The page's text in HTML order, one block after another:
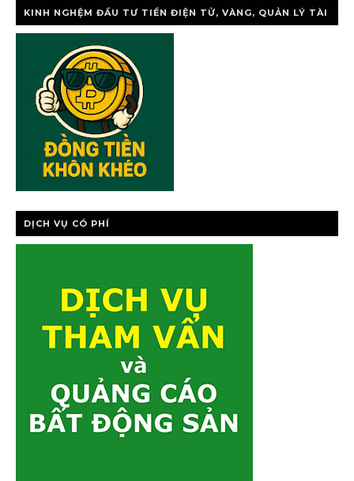
KINH NGHỆM ĐẦU TƯ TIỀN ĐIỆN TỬ, VÀNG, QUẢN LÝ TÀI
DỊCH VỤ CÓ PHÍ